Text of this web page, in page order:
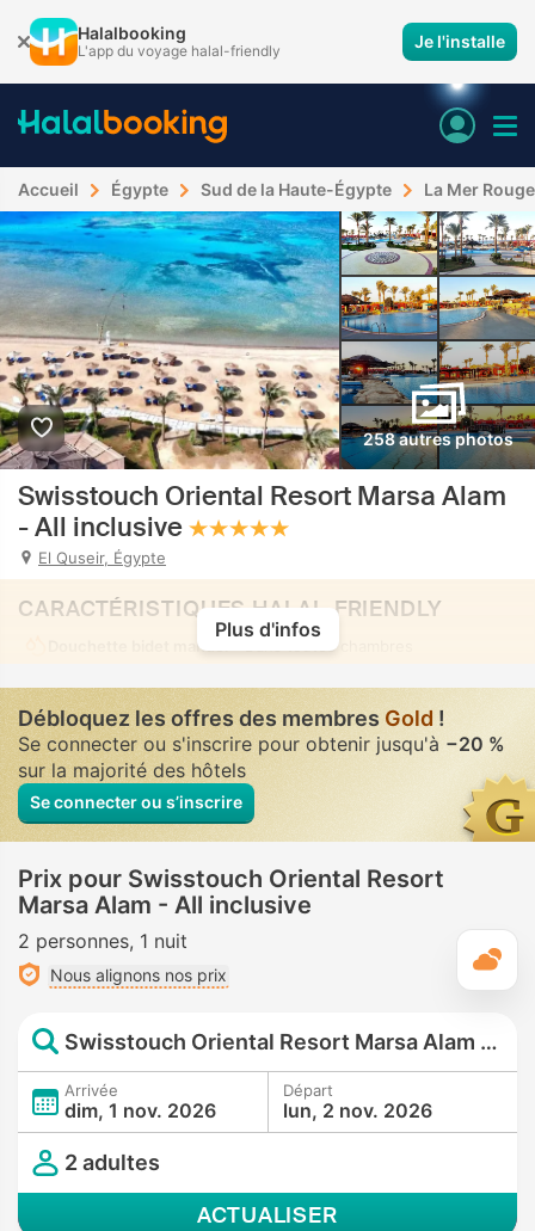
Halalbooking
L'app du voyage halal-friendly Je l'installe
Accueil Égypte Sud de la Haute-Égypte La Mer Rouge
258 autres photos
Swisstouch Oriental Resort Marsa Alam
- All inclusive
El Quseir, Égypte
CARACTÉRISTIQUES HALAL-FRIENDLY
Douchette bidet manuel • Dans toutes chambres
Plus d'infos
Débloquez les offres des membres Gold !
Se connecter ou s'inscrire pour obtenir jusqu'à −20 %
sur la majorité des hôtels
Se connecter ou s’inscrire
Prix pour Swisstouch Oriental Resort
Marsa Alam - All inclusive
2 personnes 1 nuit
Nous alignons nos prix
Swisstouch Oriental Resort Marsa Alam - All inclusive
Arrivée
dim, 1 nov. 2026
Départ
lun, 2 nov. 2026
2 adultes
ACTUALISER